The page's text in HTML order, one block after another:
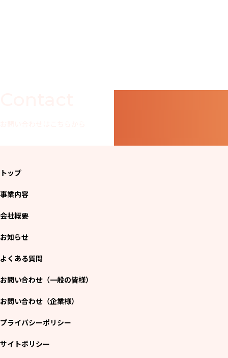
トップ
事業内容
会社概要
お知らせ
よくある質問
お問い合わせ（一般の皆様）
お問い合わせ（企業様）
プライバシーポリシー
サイトポリシー